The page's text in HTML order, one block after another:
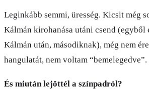
Leginkább semmi, üresség. Kicsit még
Kálmán kirohanása utáni csend (egyből
Kálmán után, másodiknak), még nem
hangulatát, nem voltam “bemelegedve”.
És miután lejöttél a színpadról?